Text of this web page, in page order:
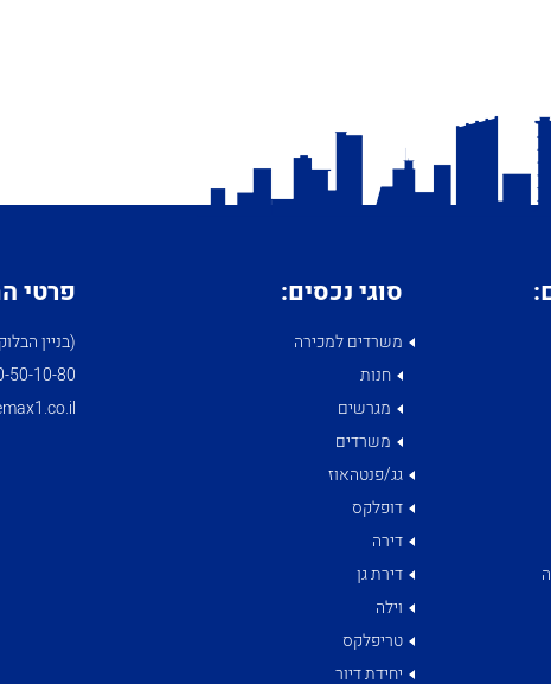
סוגי נכסים:
משרדים למכירה
חנות
מגרשים
משרדים
גג/פנטהאוז
דופלקס
דירה
דירת גן
וילה
טריפלקס
יחידת דיור
פרטי
(בניין הבלוק)
50-­10-­80